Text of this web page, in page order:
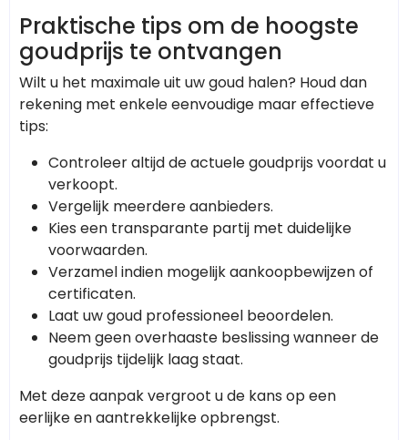
Praktische tips om de hoogste
goudprijs te ontvangen
Wilt u het maximale uit uw goud halen? Houd dan
rekening met enkele eenvoudige maar effectieve
tips:
Controleer altijd de actuele goudprijs voordat u
verkoopt.
Vergelijk meerdere aanbieders.
Kies een transparante partij met duidelijke
voorwaarden.
Verzamel indien mogelijk aankoopbewijzen of
certificaten.
Laat uw goud professioneel beoordelen.
Neem geen overhaaste beslissing wanneer de
goudprijs tijdelijk laag staat.
Met deze aanpak vergroot u de kans op een
eerlijke en aantrekkelijke opbrengst.